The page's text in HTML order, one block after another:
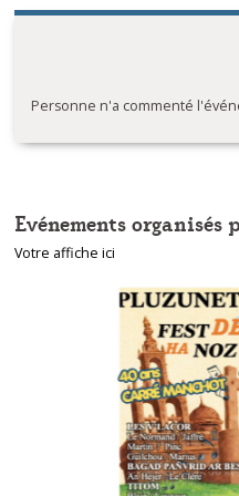
Personne n'a commenté
Evénements organisés
Votre affiche ici